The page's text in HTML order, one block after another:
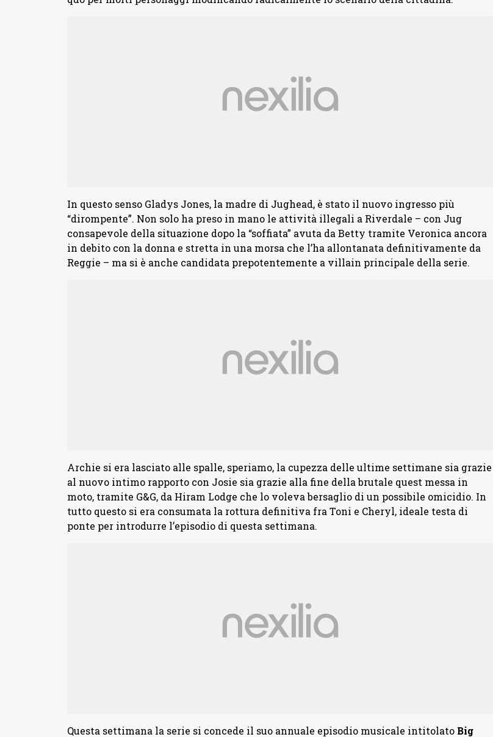
In questo senso Gladys Jones, la madre di Jughead, è stato il nuovo ingresso più
“dirompente”. Non solo ha preso in mano le attività illegali a Riverdale – con Jug
consapevole della situazione dopo la “soffiata” avuta da Betty tramite Veronica ancora
in debito con la donna e stretta in una morsa che l’ha allontanata definitivamente da
Reggie – ma si è anche candidata prepotentemente a villain principale della serie.
Archie si era lasciato alle spalle, speriamo, la cupezza delle ultime settimane sia grazie
al nuovo intimo rapporto con Josie sia grazie alla fine della brutale quest messa in
moto, tramite G&G, da Hiram Lodge che lo voleva bersaglio di un possibile omicidio. In
tutto questo si era consumata la rottura definitiva fra Toni e Cheryl, ideale testa di
ponte per introdurre l’episodio di questa settimana.
Questa settimana la serie si concede il suo annuale episodio musicale intitolato Big